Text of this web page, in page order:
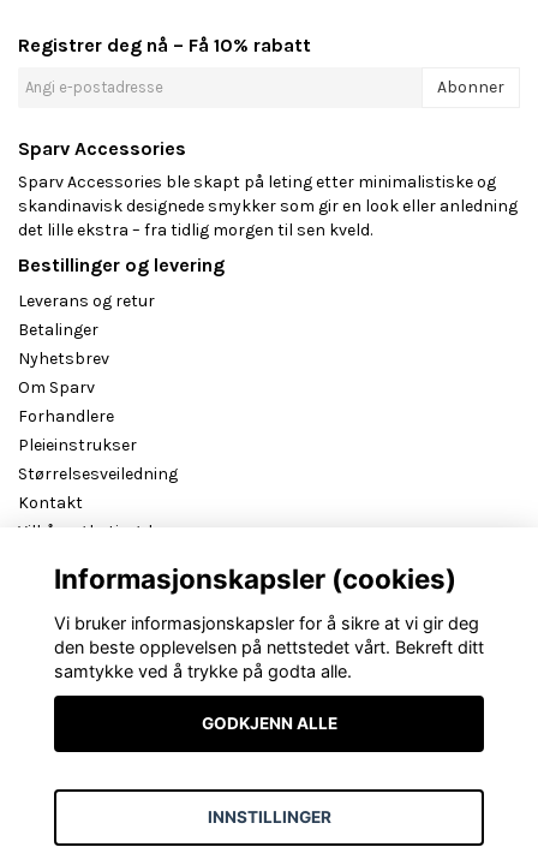
Registrer deg nå – Få 10% rabatt
Abonner
Sparv Accessories
Sparv Accessories ble skapt på leting etter minimalistiske og
skandinavisk designede smykker som gir en look eller anledning
det lille ekstra – fra tidlig morgen til sen kveld.
Bestillinger og levering
Leverans og retur
Betalinger
Nyhetsbrev
Om Sparv
Forhandlere
Pleieinstrukser
Størrelsesveiledning
Kontakt
Vilkår og betingelser
Informasjonskapsler (cookies)
Vi bruker informasjonskapsler for å sikre at vi gir deg
den beste opplevelsen på nettstedet vårt. Bekreft ditt
samtykke ved å trykke på godta alle.
GODKJENN ALLE
INNSTILLINGER